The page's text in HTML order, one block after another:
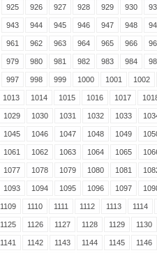
925 926 927 928 929 930
943 944 945 946 947 948
961 962 963 964 965 966
979 980 981 982 983 984
997 998 999 1000 1001 1002
1013 1014 1015 1016 1017
1029 1030 1031 1032 1033
1045 1046 1047 1048 1049
1061 1062 1063 1064 1065
1077 1078 1079 1080 1081
1093 1094 1095 1096 1097
1109 1110 1111 1112 1113 1114
1125 1126 1127 1128 1129 1130
1141 1142 1143 1144 1145 1146